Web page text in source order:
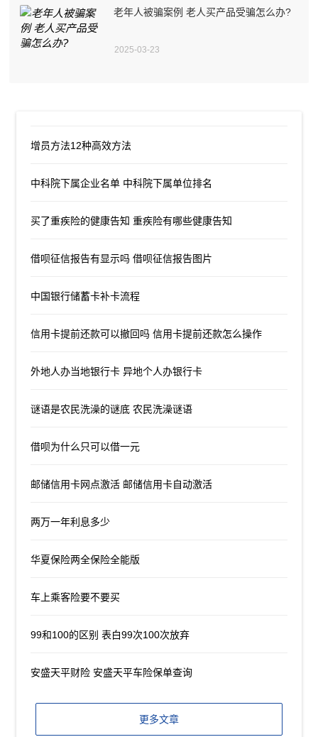
老年人被骗案例 老人买产品受骗怎么办?
2025-03-23
增员方法12种高效方法
中科院下属企业名单 中科院下属单位排名
买了重疾险的健康告知 重疾险有哪些健康告知
借呗征信报告有显示吗 借呗征信报告图片
中国银行储蓄卡补卡流程
信用卡提前还款可以撤回吗 信用卡提前还款怎么操作
外地人办当地银行卡 异地个人办银行卡
谜语是农民洗澡的谜底 农民洗澡谜语
借呗为什么只可以借一元
邮储信用卡网点激活 邮储信用卡自动激活
两万一年利息多少
华夏保险两全保险全能版
车上乘客险要不要买
99和100的区别 表白99次100次放弃
安盛天平财险 安盛天平车险保单查询
更多文章